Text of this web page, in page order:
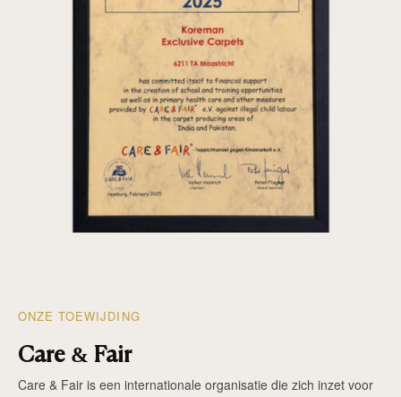
ONZE TOEWIJDING
Care & Fair
Care & Fair is een internationale organisatie die zich inzet voor